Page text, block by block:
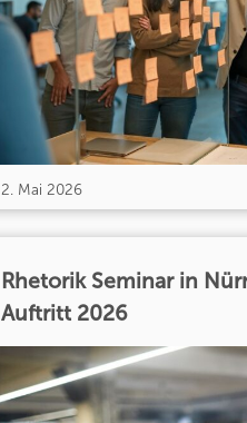
2. Mai 2026
Rhetorik Seminar in
Auftritt 2026